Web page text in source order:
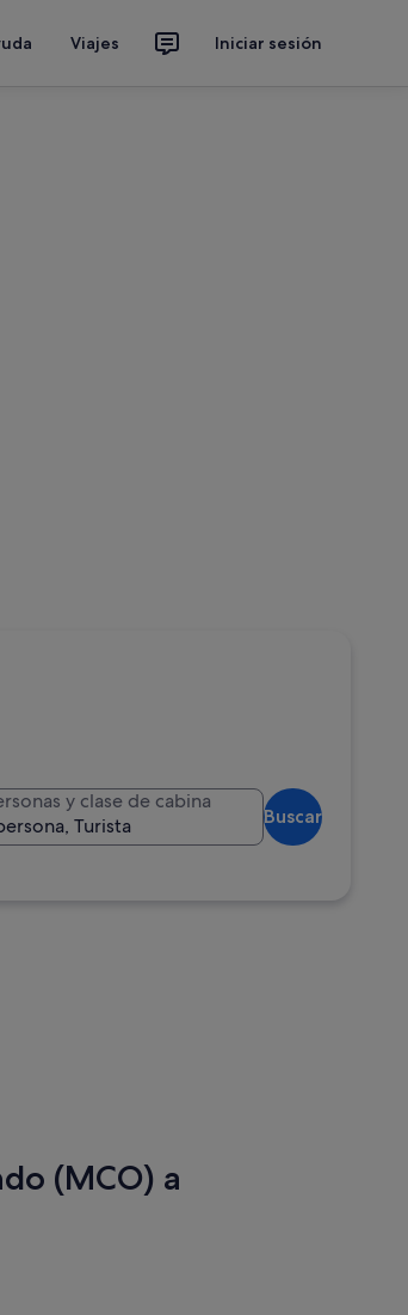
Viajes Iniciar sesión
y clase de cabina
Turista
Buscar
(MCO) a